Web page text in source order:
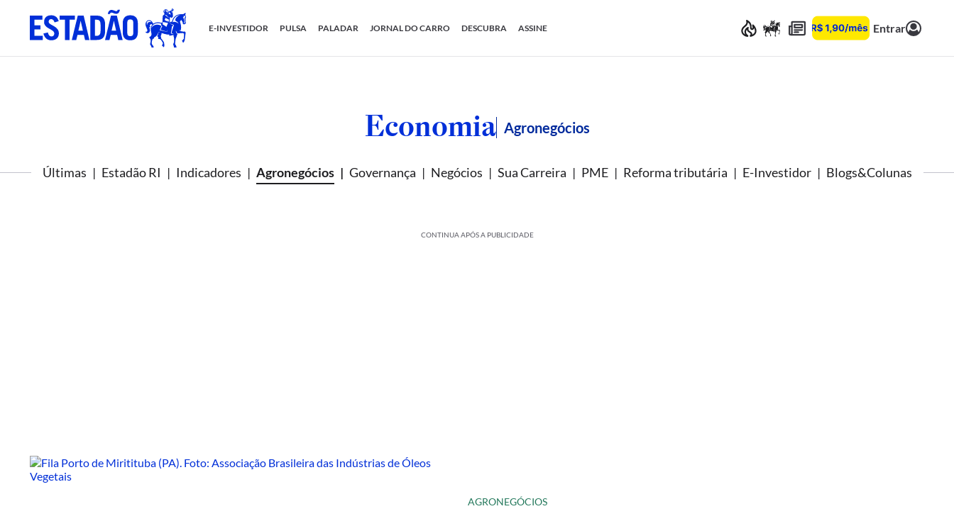
E-INVESTIDOR PULSA PALADAR JORNAL DO CARRO DESCUBRA ASSINE Entrar
Economia Agronegócios
Últimas Estadão RI Indicadores Agronegócios Governança Negócios Sua Carreira PME Reforma tributária E-Investidor Blogs&Colunas
CONTINUA APÓS A PUBLICIDADE
AGRONEGÓCIOS